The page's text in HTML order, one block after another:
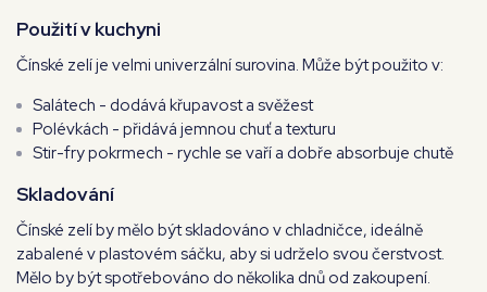
Použití v kuchyni
Čínské zelí je velmi univerzální surovina. Může být použito v:
Salátech - dodává křupavost a svěžest
Polévkách - přidává jemnou chuť a texturu
Stir-fry pokrmech - rychle se vaří a dobře absorbuje chutě
Skladování
Čínské zelí by mělo být skladováno v chladničce, ideálně
zabalené v plastovém sáčku, aby si udrželo svou čerstvost.
Mělo by být spotřebováno do několika dnů od zakoupení.